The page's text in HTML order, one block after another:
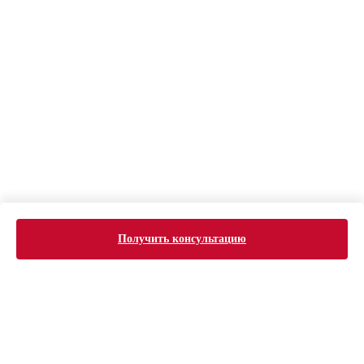
Получить консультацию